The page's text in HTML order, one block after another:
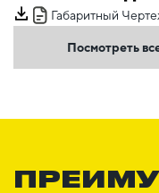
Габаритный
Посмотреть